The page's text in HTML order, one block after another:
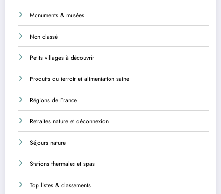
Monuments & musées
Non classé
Petits villages à découvrir
Produits du terroir et alimentation saine
Régions de France
Retraites nature et déconnexion
Séjours nature
Stations thermales et spas
Top listes & classements